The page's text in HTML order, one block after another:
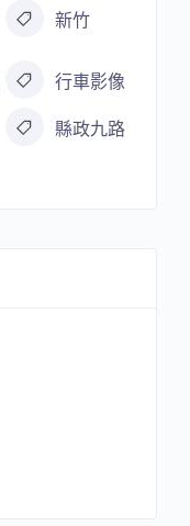
新竹
行車影像
縣政九路